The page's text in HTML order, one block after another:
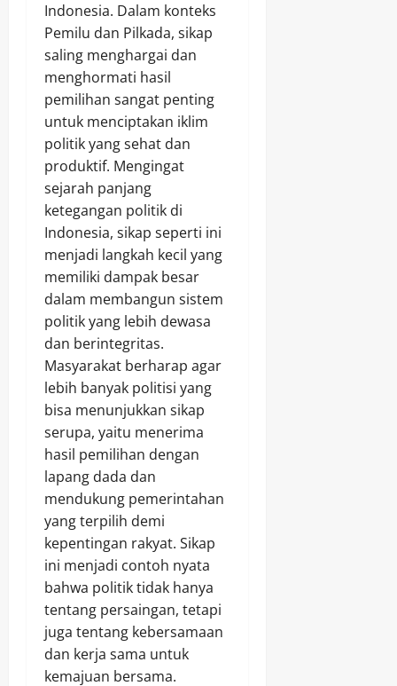
Indonesia. Dalam konteks
Pemilu dan Pilkada, sikap
saling menghargai dan
menghormati hasil
pemilihan sangat penting
untuk menciptakan iklim
politik yang sehat dan
produktif. Mengingat
sejarah panjang
ketegangan politik di
Indonesia, sikap seperti ini
menjadi langkah kecil yang
memiliki dampak besar
dalam membangun sistem
politik yang lebih dewasa
dan berintegritas.
Masyarakat berharap agar
lebih banyak politisi yang
bisa menunjukkan sikap
serupa, yaitu menerima
hasil pemilihan dengan
lapang dada dan
mendukung pemerintahan
yang terpilih demi
kepentingan rakyat. Sikap
ini menjadi contoh nyata
bahwa politik tidak hanya
tentang persaingan, tetapi
juga tentang kebersamaan
dan kerja sama untuk
kemajuan bersama.